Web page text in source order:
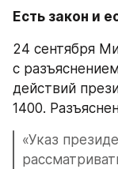
Есть закон и
24 сентября
с
действий
1400.
«Указ